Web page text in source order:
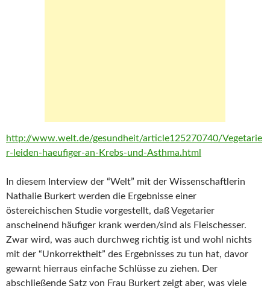
http://www.welt.de/gesundheit/article125270740/Vegetarie
r-leiden-haeufiger-an-Krebs-und-Asthma.html
In diesem Interview der “Welt” mit der Wissenschaftlerin
Nathalie Burkert werden die Ergebnisse einer
östereichischen Studie vorgestellt, daß Vegetarier
anscheinend häufiger krank werden/sind als Fleischesser.
Zwar wird, was auch durchweg richtig ist und wohl nichts
mit der “Unkorrektheit” des Ergebnisses zu tun hat, davor
gewarnt hierraus einfache Schlüsse zu ziehen. Der
abschließende Satz von Frau Burkert zeigt aber, was viele